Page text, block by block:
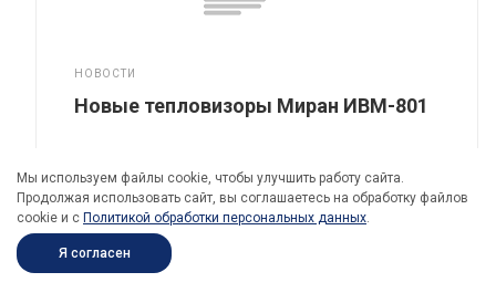
НОВОСТИ
Новые тепловизоры Миран ИВМ-801
требованиям постановлений Правительства
№969 и №1637
Мы используем файлы cookie, чтобы улучшить работу сайта.
Продолжая использовать сайт, вы соглашаетесь на обработку файлов
cookie и c Политикой обработки персональных данных.
Я согласен